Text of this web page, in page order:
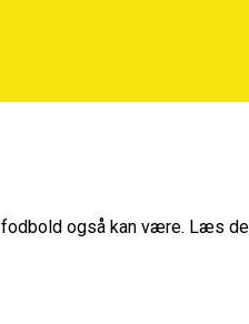
også kan være. Læs